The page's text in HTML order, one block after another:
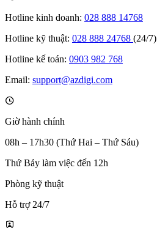
Hotline kinh doanh: 028 888 14768
Hotline kỹ thuật: 028 888 24768 (24/7)
Hotline kế toán: 0903 982 768
Email: support@azdigi.com
Giờ hành chính
08h – 17h30 (Thứ Hai – Thứ Sáu)
Thứ Bảy làm việc đến 12h
Phòng kỹ thuật
Hỗ trợ 24/7